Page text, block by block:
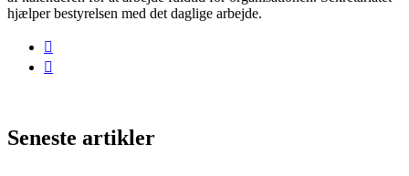
hjælper bestyrelsen med det daglige arbejde.
Seneste artikler